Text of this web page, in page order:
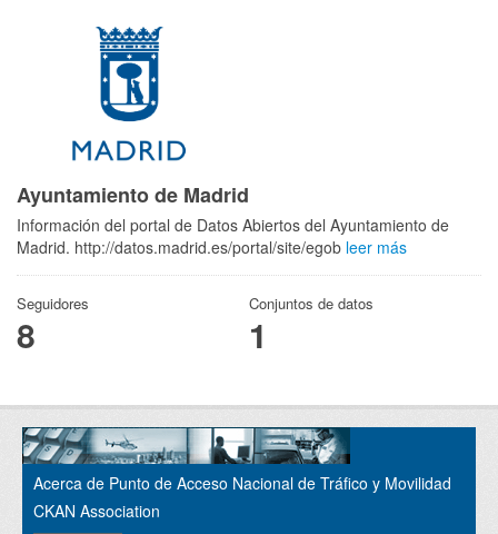
Ayuntamiento de Madrid
Información del portal de Datos Abiertos del Ayuntamiento de
Madrid. http://datos.madrid.es/portal/site/egob leer más
Seguidores
8
Conjuntos de datos
1
Acerca de Punto de Acceso Nacional de Tráfico y Movilidad
CKAN Association